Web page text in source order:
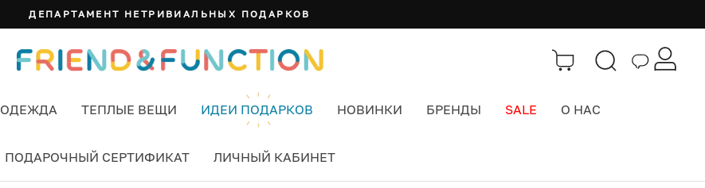
ДЕПАРТАМЕНТ НЕТРИВИАЛЬНЫХ ПОДАРКОВ
ОДЕЖДА ТЕПЛЫЕ ВЕЩИ ИДЕИ ПОДАРКОВ НОВИНКИ БРЕНДЫ SALE О НАС
ПОДАРОЧНЫЙ СЕРТИФИКАТ ЛИЧНЫЙ КАБИНЕТ